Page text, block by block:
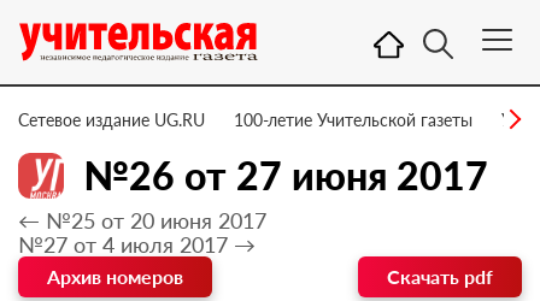
Сетевое издание UG.RU 100-летие Учительской газеты УГ –
№26 от 27 июня 2017
← №25 от 20 июня 2017
№27 от 4 июля 2017 →
Архив номеров Скачать pdf